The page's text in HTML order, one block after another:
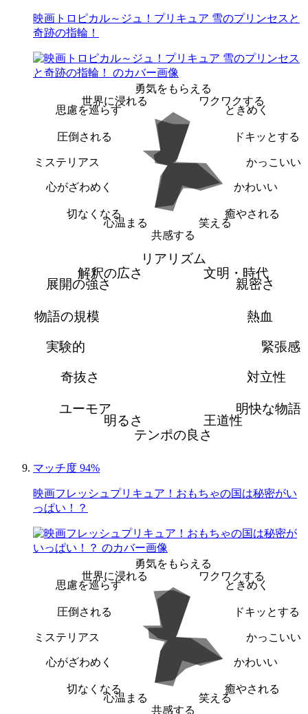
映画トロピカル～ジュ！プリキュア 雪のプリンセスと
奇跡の指輪！
勇気をもらえる
ワクワクする
ときめく
ドキッとする
かっこいい
かわいい
癒やされる
笑える
共感する
心温まる
切なくなる
心がざわめく
ミステリアス
圧倒される
思慮を巡らす
世界に浸れる
リアリズム
文明・時代
親密さ
熱血
緊張感
対立性
明快な物語
王道性
テンポの良さ
明るさ
ユーモア
奇抜さ
実験的
物語の規模
展開の強さ
解釈の広さ
マッチ度 94%
映画フレッシュプリキュア！おもちゃの国は秘密がい
っぱい！？
勇気をもらえる
ワクワクする
ときめく
ドキッとする
かっこいい
かわいい
癒やされる
笑える
共感する
心温まる
切なくなる
心がざわめく
ミステリアス
圧倒される
思慮を巡らす
世界に浸れる